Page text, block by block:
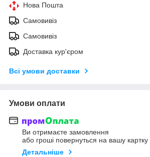
Нова Пошта
Самовивіз
Самовивіз
Доставка кур'єром
Всі умови доставки
Умови оплати
Ви отримаєте замовлення
або гроші повернуться на вашу картку
Детальніше